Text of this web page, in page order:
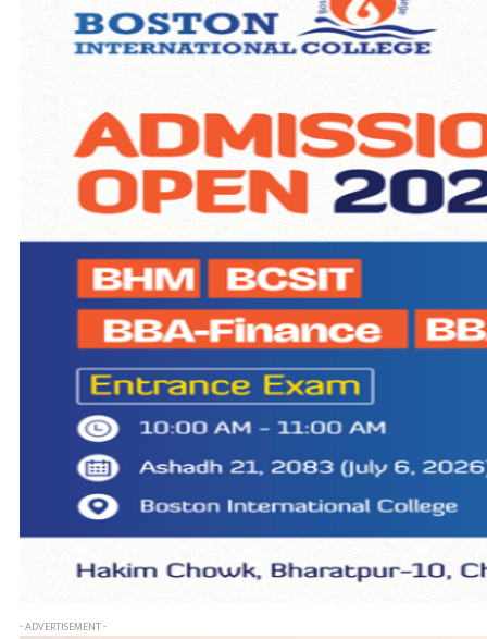
- ADVERTISEMENT -